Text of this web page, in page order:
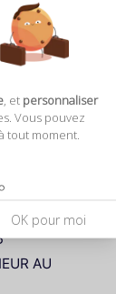
, et personnaliser
Vous pouvez
tout moment.
OK pour moi
d'un an
de mots
laissait à
d'un an
AU